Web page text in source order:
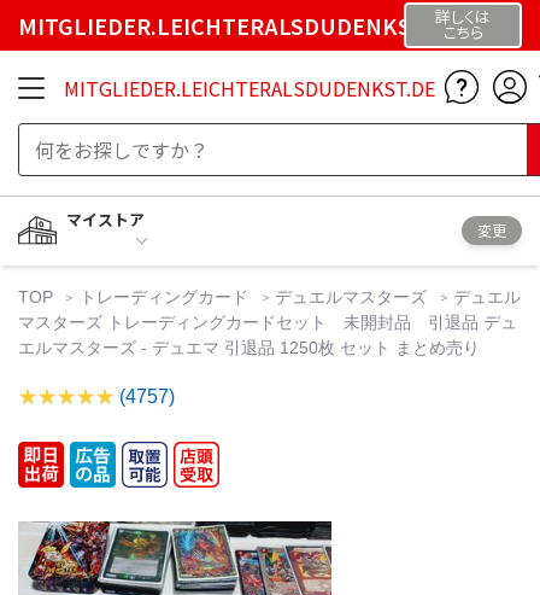
MITGLIEDER.LEICHTERALSDUDENKST.DE詳しくは
こちら
MITGLIEDER.LEICHTERALSDUDENKST.DE
マイストア
変更
TOP トレーディングカード デュエルマスターズ
デュエル
マスターズ トレーディングカードセット 未開封品 引退品 デュ
エルマスターズ - デュエマ 引退品 1250枚 セット まとめ売り
(4757)